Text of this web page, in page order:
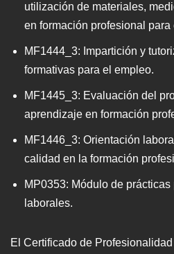
utilización de materiales,
en formación profesional para
MF1444_3: Impartición y
formativas para el empleo.
MF1445_3: Evaluación del
aprendizaje en formación
MF1446_3: Orientación
calidad en la formación
MP0353: Módulo de
laborales.
El Certificado de